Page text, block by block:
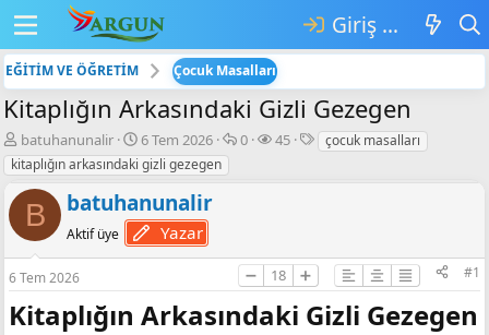
Giriş yap
EĞİTİM VE ÖĞRETİM Çocuk Masalları
Kitaplığın Arkasındaki Gizli Gezegen
K
o
n
b
y
u
b
a
ş
batuhanunalir
B
a
ş
l
a
n
g
ç
t
6 Tem 2026
💬
l
a
r
0
👁️‍🗨️
t
ü
l
e
45
E
l
r
çocuk masalları
kitaplığın arkasındaki gizli gezegen
B batuhanunalir
Aktif üye Yazar
6 Tem 2026 ➖ 18 ➕ #1
Kitaplığın Arkasındaki Gizli Gezegen​